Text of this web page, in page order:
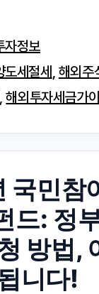
자정보
도세절세 , 해외주
,해외투자세금가
민참
드: 정
방법,
니다!